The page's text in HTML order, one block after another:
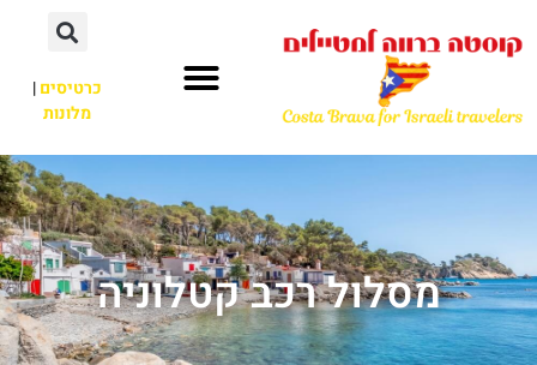
כרטיסים|
מלונות
מסלול רכב קטלוניה